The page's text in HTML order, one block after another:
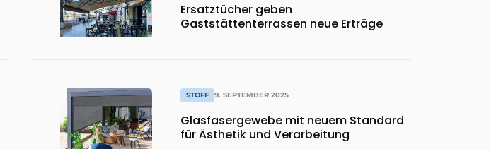
Ersatztücher geben
Gaststättenterrassen neue Erträge
STOFF 9. SEPTEMBER 2025
Glasfasergewebe mit neuem Standard
für Ästhetik und Verarbeitung